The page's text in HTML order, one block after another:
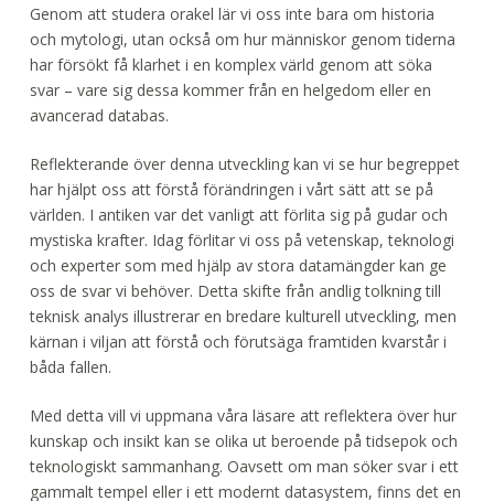
Genom att studera orakel lär vi oss inte bara om historia
och mytologi, utan också om hur människor genom tiderna
har försökt få klarhet i en komplex värld genom att söka
svar – vare sig dessa kommer från en helgedom eller en
avancerad databas.
Reflekterande över denna utveckling kan vi se hur begreppet
har hjälpt oss att förstå förändringen i vårt sätt att se på
världen. I antiken var det vanligt att förlita sig på gudar och
mystiska krafter. Idag förlitar vi oss på vetenskap, teknologi
och experter som med hjälp av stora datamängder kan ge
oss de svar vi behöver. Detta skifte från andlig tolkning till
teknisk analys illustrerar en bredare kulturell utveckling, men
kärnan i viljan att förstå och förutsäga framtiden kvarstår i
båda fallen.
Med detta vill vi uppmana våra läsare att reflektera över hur
kunskap och insikt kan se olika ut beroende på tidsepok och
teknologiskt sammanhang. Oavsett om man söker svar i ett
gammalt tempel eller i ett modernt datasystem, finns det en